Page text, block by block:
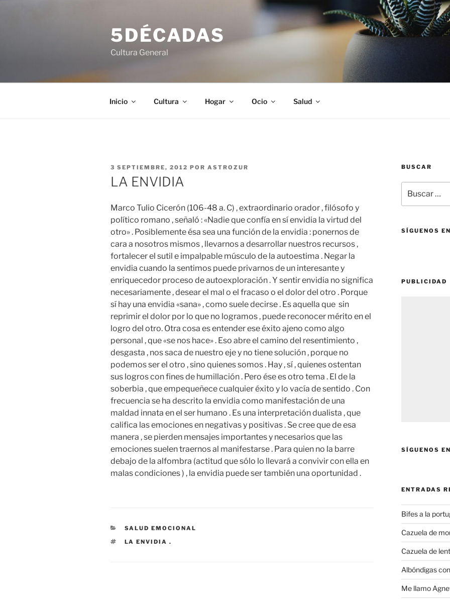
5DÉCADAS
Cultura General
Inicio Cultura Hogar Ocio Salud
PUBLICADO
EL
3 SEPTIEMBRE, 2012 POR ASTROZUR
LA ENVIDIA
Marco Tulio Cicerón (106-48 a. C) , extraordinario orador , filósofo y
político romano , señaló : «Nadie que confía en sí envidia la virtud del
otro» . Posiblemente ésa sea una función de la envidia : ponernos de
cara a nosotros mismos , llevarnos a desarrollar nuestros recursos ,
fortalecer el sutil e impalpable músculo de la autoestima . Negar la
envidia cuando la sentimos puede privarnos de un interesante y
enriquecedor proceso de autoexploración . Y sentir envidia no significa
necesariamente , desear el mal o el fracaso o el dolor del otro . Porque
sí hay una envidia «sana» , como suele decirse . Es aquella que sin
reprimir el dolor por lo que no logramos , puede reconocer mérito en el
logro del otro. Otra cosa es entender ese éxito ajeno como algo
personal , que «se nos hace» . Eso abre el camino del resentimiento ,
desgasta , nos saca de nuestro eje y no tiene solución , porque no
podemos ser el otro , sino quienes somos . Hay , sí , quienes ostentan
sus logros con fines de humillación . Pero ése es otro tema . El de la
soberbia , que empequeñece cualquier éxito y lo vacía de sentido . Con
frecuencia se ha descrito la envidia como manifestación de una
maldad innata en el ser humano . Es una interpretación dualista , que
califica las emociones en negativas y positivas . Se cree que de esa
manera , se pierden mensajes importantes y necesarios que las
emociones suelen traernos al manifestarse . Para quien no la barre
debajo de la alfombra (actitud que sólo lo llevará a convivir con ella en
malas condiciones ) , la envidia puede ser también una oportunidad .
CATEGORÍAS
SALUD EMOCIONAL
ETIQUETAS
LA ENVIDIA .
BUSCAR
por:
SÍGUENOS
PUBLICIDAD
SÍGUENOS
ENTRADAS
Bifes a la
Cazuela de
Cazuela de
Albóndigas
Me llamo